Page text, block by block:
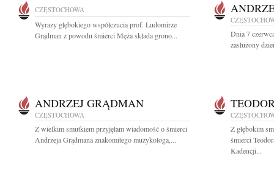
CZĘSTOCHOWA
Wyrazy głębokiego współczucia prof. Ludomirze
Grądman z powodu śmierci Męża składa grono...
Dnia 7
zasłużony
ANDRZEJ GRĄDMAN
CZĘSTOCHOWA
Z wielkim smutkiem przyjęłam wiadomość o śmierci
Andrzeja Grądmana znakomitego muzykologa,...
Z głębokim
śmierci
Kadencji...